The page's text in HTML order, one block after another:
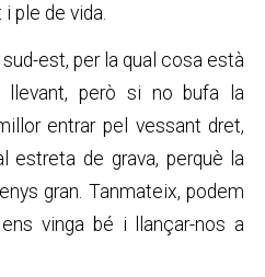
ple de vida.
est, per la qual cosa està
llevant, però si no bufa la
entrar pel vessant dret,
estreta de grava, perquè la
gran. Tanmateix, podem
vinga bé i llançar-nos a